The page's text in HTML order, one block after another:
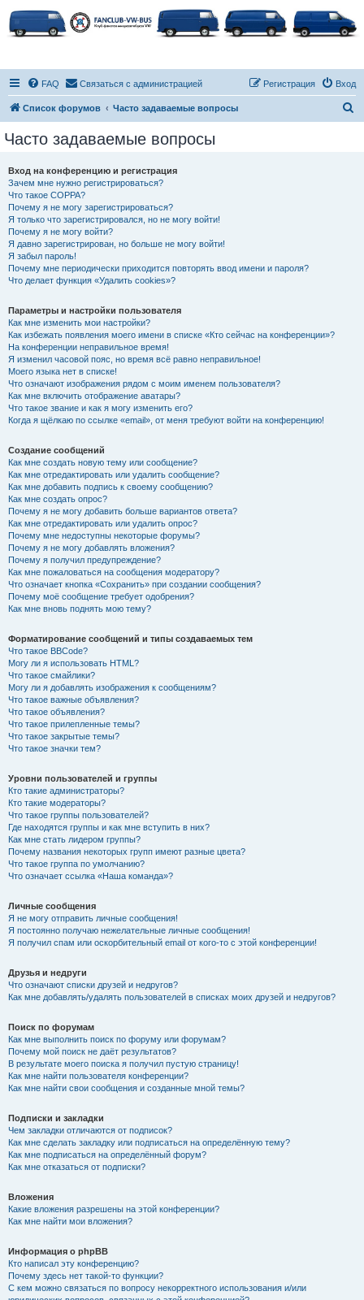
FAQ Связаться с администрацией Вход
Регистрация
Список форумов Часто задаваемые вопросы
Часто задаваемые вопросы
Вход на конференцию и регистрация
Зачем мне нужно регистрироваться?
Что такое COPPA?
Почему я не могу зарегистрироваться?
Я только что зарегистрировался, но не могу войти!
Почему я не могу войти?
Я давно зарегистрирован, но больше не могу войти!
Я забыл пароль!
Почему мне периодически приходится повторять ввод имени и пароля?
Что делает функция «Удалить cookies»?
Параметры и настройки пользователя
Как мне изменить мои настройки?
Как избежать появления моего имени в списке «Кто сейчас на конференции»?
На конференции неправильное время!
Я изменил часовой пояс, но время всё равно неправильное!
Моего языка нет в списке!
Что означают изображения рядом с моим именем пользователя?
Как мне включить отображение аватары?
Что такое звание и как я могу изменить его?
Когда я щёлкаю по ссылке «email», от меня требуют войти на конференцию!
Создание сообщений
Как мне создать новую тему или сообщение?
Как мне отредактировать или удалить сообщение?
Как мне добавить подпись к своему сообщению?
Как мне создать опрос?
Почему я не могу добавить больше вариантов ответа?
Как мне отредактировать или удалить опрос?
Почему мне недоступны некоторые форумы?
Почему я не могу добавлять вложения?
Почему я получил предупреждение?
Как мне пожаловаться на сообщения модератору?
Что означает кнопка «Сохранить» при создании сообщения?
Почему моё сообщение требует одобрения?
Как мне вновь поднять мою тему?
Форматирование сообщений и типы создаваемых тем
Что такое BBCode?
Могу ли я использовать HTML?
Что такое смайлики?
Могу ли я добавлять изображения к сообщениям?
Что такое важные объявления?
Что такое объявления?
Что такое прилепленные темы?
Что такое закрытые темы?
Что такое значки тем?
Уровни пользователей и группы
Кто такие администраторы?
Кто такие модераторы?
Что такое группы пользователей?
Где находятся группы и как мне вступить в них?
Как мне стать лидером группы?
Почему названия некоторых групп имеют разные цвета?
Что такое группа по умолчанию?
Что означает ссылка «Наша команда»?
Личные сообщения
Я не могу отправить личные сообщения!
Я постоянно получаю нежелательные личные сообщения!
Я получил спам или оскорбительный email от кого-то с этой конференции!
Друзья и недруги
Что означают списки друзей и недругов?
Как мне добавлять/удалять пользователей в списках моих друзей и недругов?
Поиск по форумам
Как мне выполнить поиск по форуму или форумам?
Почему мой поиск не даёт результатов?
В результате моего поиска я получил пустую страницу!
Как мне найти пользователя конференции?
Как мне найти свои сообщения и созданные мной темы?
Подписки и закладки
Чем закладки отличаются от подписок?
Как мне сделать закладку или подписаться на определённую тему?
Как мне подписаться на определённый форум?
Как мне отказаться от подписки?
Вложения
Какие вложения разрешены на этой конференции?
Как мне найти мои вложения?
Информация о phpBB
Кто написал эту конференцию?
Почему здесь нет такой-то функции?
С кем можно связаться по вопросу некорректного использования и/или